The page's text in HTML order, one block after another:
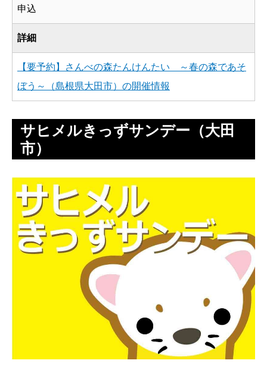
申込
詳細
【要予約】さんべの森たんけんたい ～春の森であそ
ぼう～（島根県大田市）の開催情報
サヒメルきっずサンデー（大田
市）